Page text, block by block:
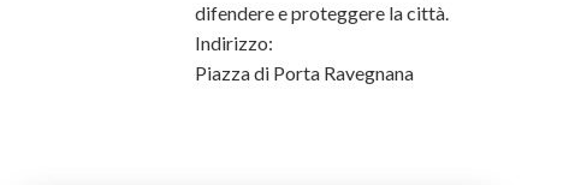
difendere e proteggere la città.
Indirizzo:
Piazza di Porta Ravegnana